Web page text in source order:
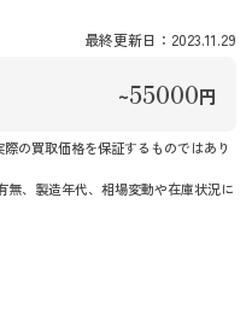
最終更新日：2023.11.29
~55000円
の買取価格を保証するものではあり
無、製造年代、相場変動や在庫状況に